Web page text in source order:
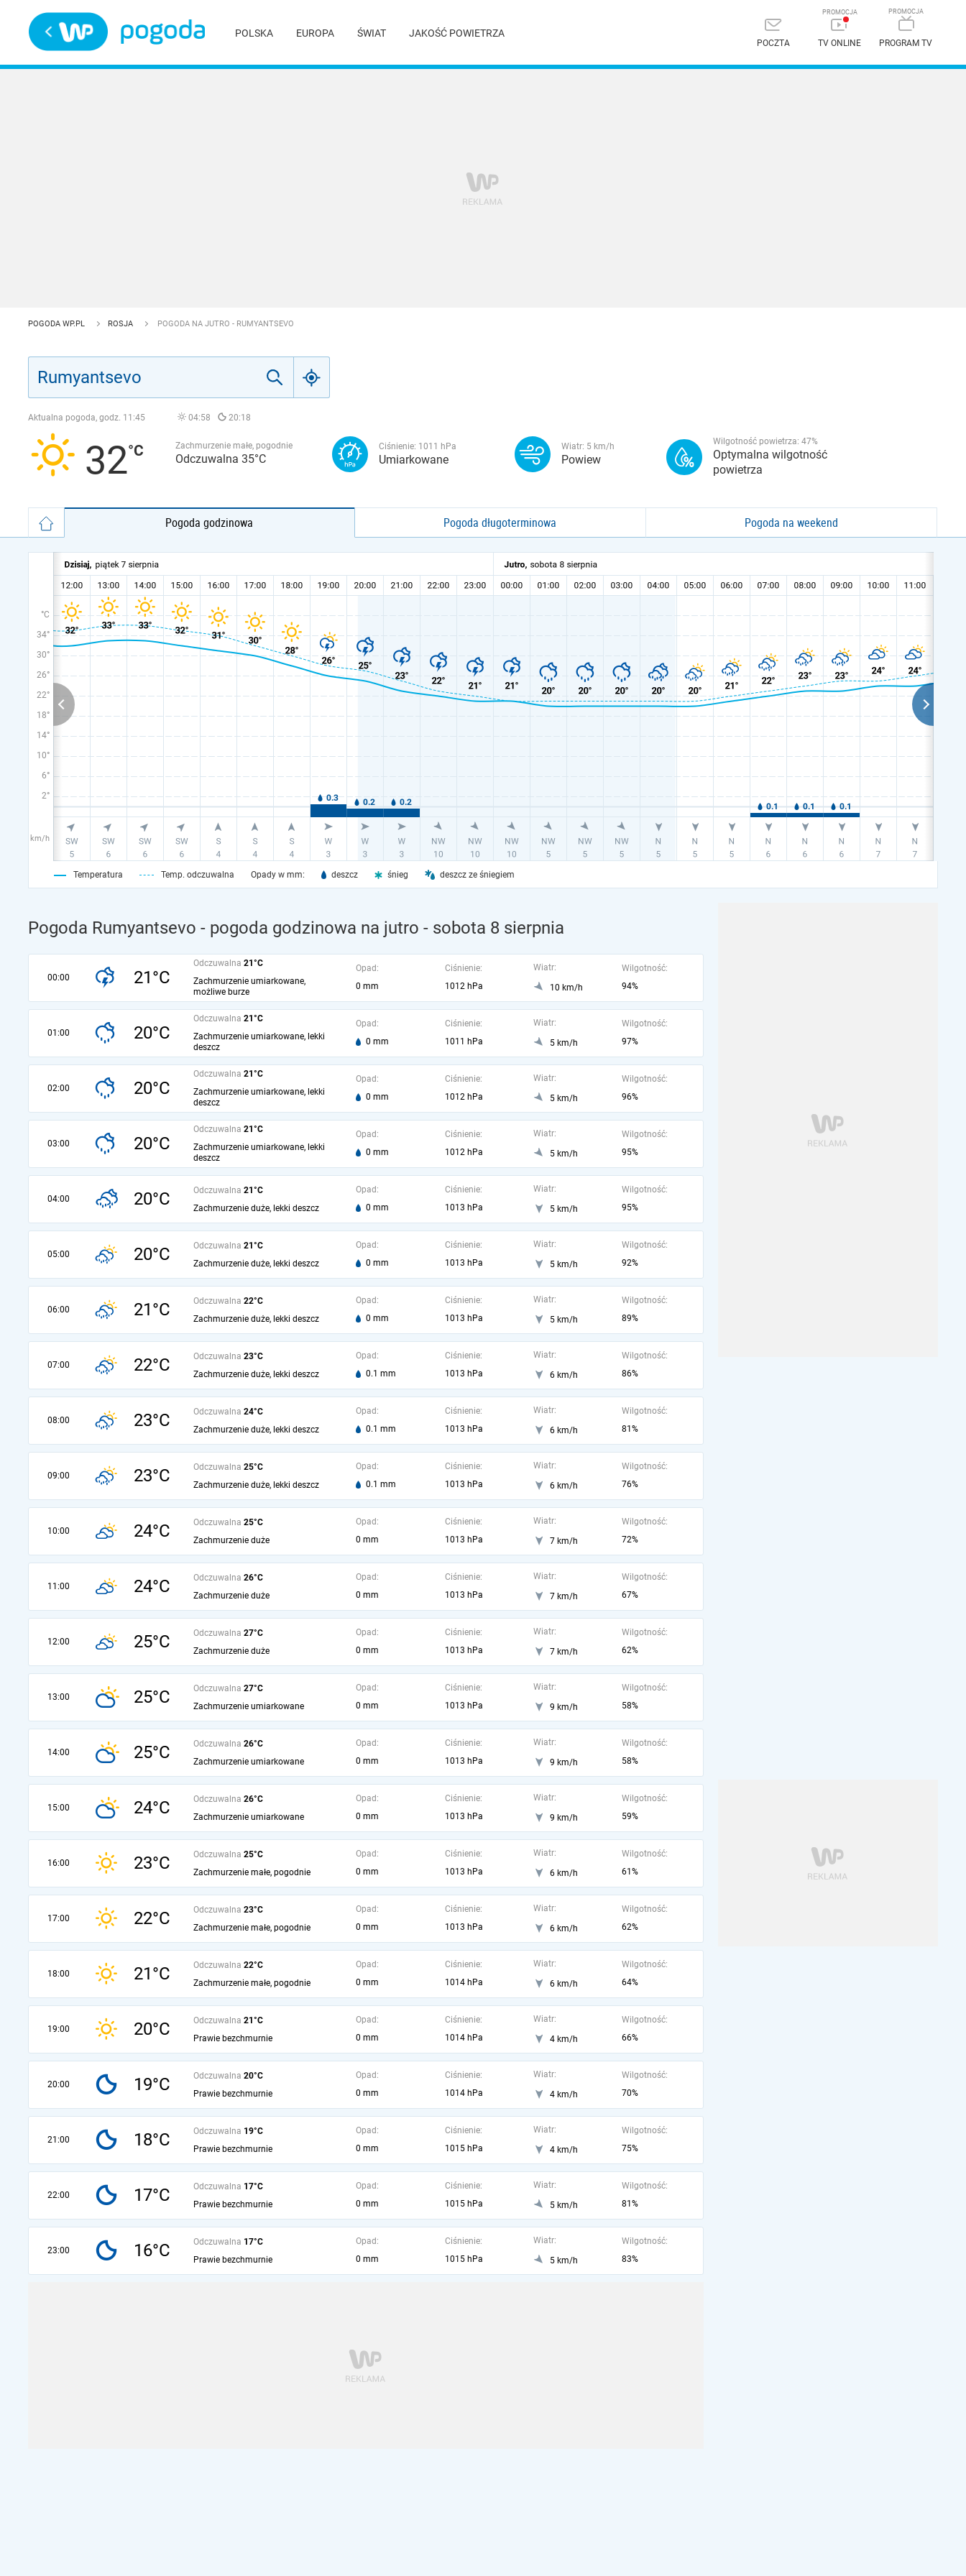
POLSKA EUROPA ŚWIAT JAKOŚĆ POWIETRZA
POCZTA TV ONLINE PROGRAM TV
POGODA WP.PL ROSJA POGODA NA JUTRO - RUMYANTSEVO
Aktualna pogoda, godz. 11:45 04:58 20:18
32 Zachmurzenie małe, pogodnie
Odczuwalna 35°C
Ciśnienie: 1011 hPa
Umiarkowane
Wiatr: 5 km/h
Powiew
Wilgotność powietrza: 47%
Optymalna wilgotność
powietrza
Pogoda godzinowa Pogoda długoterminowa Pogoda na weekend
°C
34°
30°
26°
22°
18°
14°
10°
6°
2°
km/h
Temperatura Temp. odczuwalna Opady w mm: deszcz śnieg deszcz ze śniegiem
Pogoda Rumyantsevo - pogoda godzinowa na jutro - sobota 8 sierpnia
00:00 21°C
Odczuwalna 21°C
Zachmurzenie umiarkowane,
możliwe burze
Opad:
0 mm
Ciśnienie:
1012 hPa
Wiatr:
10 km/h
Wilgotność:
94%
01:00 20°C
Odczuwalna 21°C
Zachmurzenie umiarkowane, lekki
deszcz
Opad:
0 mm
Ciśnienie:
1011 hPa
Wiatr:
5 km/h
Wilgotność:
97%
02:00 20°C
Odczuwalna 21°C
Zachmurzenie umiarkowane, lekki
deszcz
Opad:
0 mm
Ciśnienie:
1012 hPa
Wiatr:
5 km/h
Wilgotność:
96%
03:00 20°C
Odczuwalna 21°C
Zachmurzenie umiarkowane, lekki
deszcz
Opad:
0 mm
Ciśnienie:
1012 hPa
Wiatr:
5 km/h
Wilgotność:
95%
04:00 20°C Odczuwalna 21°C
Zachmurzenie duże, lekki deszcz
Opad:
0 mm
Ciśnienie:
1013 hPa
Wiatr:
5 km/h
Wilgotność:
95%
05:00 20°C Odczuwalna 21°C
Zachmurzenie duże, lekki deszcz
Opad:
0 mm
Ciśnienie:
1013 hPa
Wiatr:
5 km/h
Wilgotność:
92%
06:00 21°C Odczuwalna 22°C
Zachmurzenie duże, lekki deszcz
Opad:
0 mm
Ciśnienie:
1013 hPa
Wiatr:
5 km/h
Wilgotność:
89%
07:00 22°C Odczuwalna 23°C
Zachmurzenie duże, lekki deszcz
Opad:
0.1 mm
Ciśnienie:
1013 hPa
Wiatr:
6 km/h
Wilgotność:
86%
08:00 23°C Odczuwalna 24°C
Zachmurzenie duże, lekki deszcz
Opad:
0.1 mm
Ciśnienie:
1013 hPa
Wiatr:
6 km/h
Wilgotność:
81%
09:00 23°C Odczuwalna 25°C
Zachmurzenie duże, lekki deszcz
Opad:
0.1 mm
Ciśnienie:
1013 hPa
Wiatr:
6 km/h
Wilgotność:
76%
10:00 24°C Odczuwalna 25°C
Zachmurzenie duże
Opad:
0 mm
Ciśnienie:
1013 hPa
Wiatr:
7 km/h
Wilgotność:
72%
11:00 24°C Odczuwalna 26°C
Zachmurzenie duże
Opad:
0 mm
Ciśnienie:
1013 hPa
Wiatr:
7 km/h
Wilgotność:
67%
12:00 25°C Odczuwalna 27°C
Zachmurzenie duże
Opad:
0 mm
Ciśnienie:
1013 hPa
Wiatr:
7 km/h
Wilgotność:
62%
13:00 25°C Odczuwalna 27°C
Zachmurzenie umiarkowane
Opad:
0 mm
Ciśnienie:
1013 hPa
Wiatr:
9 km/h
Wilgotność:
58%
14:00 25°C Odczuwalna 26°C
Zachmurzenie umiarkowane
Opad:
0 mm
Ciśnienie:
1013 hPa
Wiatr:
9 km/h
Wilgotność:
58%
15:00 24°C Odczuwalna 26°C
Zachmurzenie umiarkowane
Opad:
0 mm
Ciśnienie:
1013 hPa
Wiatr:
9 km/h
Wilgotność:
59%
16:00 23°C Odczuwalna 25°C
Zachmurzenie małe, pogodnie
Opad:
0 mm
Ciśnienie:
1013 hPa
Wiatr:
6 km/h
Wilgotność:
61%
17:00 22°C Odczuwalna 23°C
Zachmurzenie małe, pogodnie
Opad:
0 mm
Ciśnienie:
1013 hPa
Wiatr:
6 km/h
Wilgotność:
62%
18:00 21°C Odczuwalna 22°C
Zachmurzenie małe, pogodnie
Opad:
0 mm
Ciśnienie:
1014 hPa
Wiatr:
6 km/h
Wilgotność:
64%
19:00 20°C Odczuwalna 21°C
Prawie bezchmurnie
Opad:
0 mm
Ciśnienie:
1014 hPa
Wiatr:
4 km/h
Wilgotność:
66%
20:00 19°C Odczuwalna 20°C
Prawie bezchmurnie
Opad:
0 mm
Ciśnienie:
1014 hPa
Wiatr:
4 km/h
Wilgotność:
70%
21:00 18°C Odczuwalna 19°C
Prawie bezchmurnie
Opad:
0 mm
Ciśnienie:
1015 hPa
Wiatr:
4 km/h
Wilgotność:
75%
22:00 17°C Odczuwalna 17°C
Prawie bezchmurnie
Opad:
0 mm
Ciśnienie:
1015 hPa
Wiatr:
5 km/h
Wilgotność:
81%
23:00 16°C Odczuwalna 17°C
Prawie bezchmurnie
Opad:
0 mm
Ciśnienie:
1015 hPa
Wiatr:
5 km/h
Wilgotność:
83%